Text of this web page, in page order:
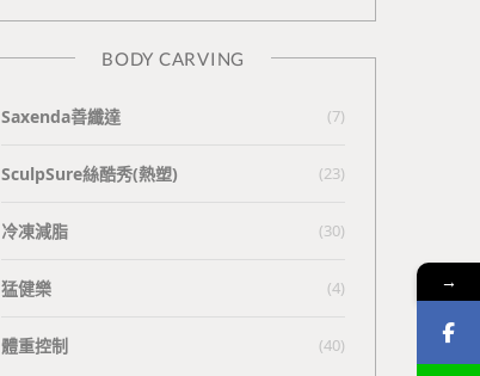
BODY CARVING
Saxenda善纖達 (7)
SculpSure絲酷秀(熱塑) (23)
冷凍減脂 (30)
猛健樂 (4)
體重控制 (40)
→